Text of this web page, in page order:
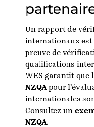
Un rapport de
internationaux est
preuve de
qualifications
WES garantit que
NZQA pour
internationales
Consultez un
NZQA.